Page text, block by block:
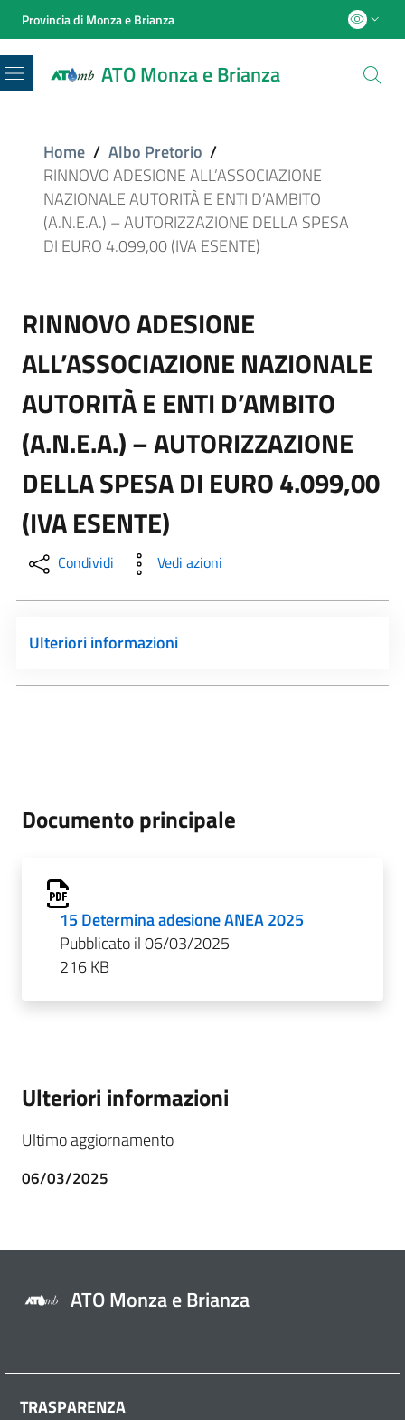
Provincia di Monza e Brianza
ATO Monza e Brianza
Menu
Home / Albo Pretorio /
RINNOVO ADESIONE ALL’ASSOCIAZIONE
NAZIONALE AUTORITÀ E ENTI D’AMBITO
(A.N.E.A.) – AUTORIZZAZIONE DELLA SPESA
DI EURO 4.099,00 (IVA ESENTE)
RINNOVO ADESIONE
ALL’ASSOCIAZIONE NAZIONALE
AUTORITÀ E ENTI D’AMBITO
(A.N.E.A.) – AUTORIZZAZIONE
DELLA SPESA DI EURO 4.099,00
(IVA ESENTE)
Condividi Vedi azioni
Ulteriori informazioni
Documento principale
15 Determina adesione ANEA 2025
Pubblicato il 06/03/2025
216 KB
Ulteriori informazioni
Ultimo aggiornamento
06/03/2025
ATO Monza e Brianza
TRASPARENZA